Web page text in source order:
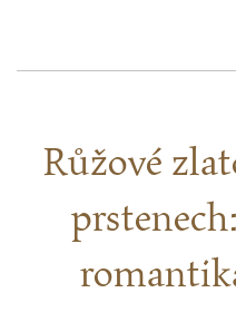
Růžové